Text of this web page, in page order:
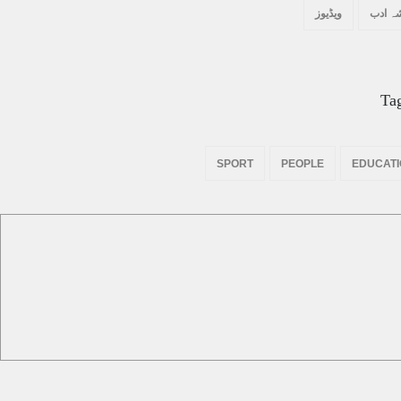
ادب ویڈیوز
PEOPLE
SPORT